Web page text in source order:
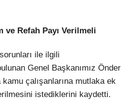
ve Refah Payı Verilmeli
ile ilgili
Genel Başkanımız Önder
kamu çalışanlarına mutlaka ek
istediklerini kaydetti.